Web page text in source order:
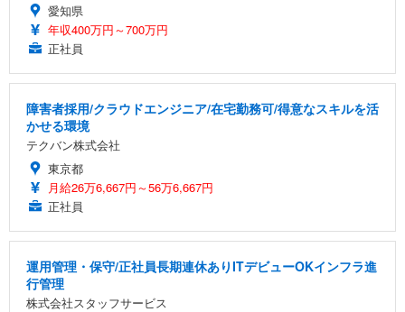
愛知県
年収400万円～700万円
正社員
障害者採用/クラウドエンジニア/在宅勤務可/得意なスキルを活
かせる環境
テクバン株式会社
東京都
月給26万6,667円～56万6,667円
正社員
運用管理・保守/正社員長期連休ありITデビューOKインフラ進
行管理
株式会社スタッフサービス